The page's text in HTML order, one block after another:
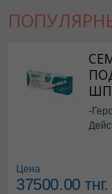
-
Цена
37500.00тнг.